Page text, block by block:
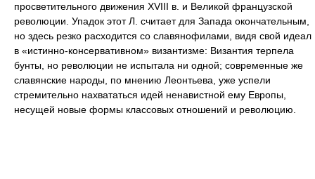
просветительного движения XVIII в. и Великой французской
революции. Упадок этот Л. считает для Запада окончательным,
но здесь резко расходится со славянофилами, видя свой идеал
в «истинно-консервативном» византизме: Византия терпела
бунты, но революции не испытала ни одной; современные же
славянские народы, по мнению Леонтьева, уже успели
стремительно нахвататься идей ненавистной ему Европы,
несущей новые формы классовых отношений и революцию.